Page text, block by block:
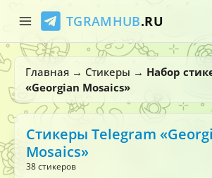
TGRAMHUB.RU
Главная
Стикеры
Боты
Главная → Стикеры → Набор
«Georgian Mosaics»
Стикеры Telegram
Mosaics»
38 стикеров